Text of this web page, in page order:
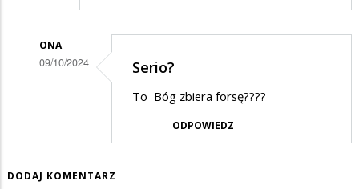
ONA
09/10/2024
odpowiedzi
Serio?
To Bóg zbiera forsę????
ODPOWIEDZ
DODAJ KOMENTARZ